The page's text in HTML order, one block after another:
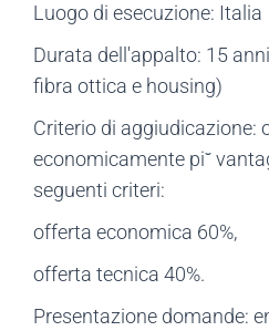
Luogo di esecuzione: Italia
Durata dell'appalto: 15
fibra ottica e housing)
Criterio di aggiudicazione:
economicamente pi˘
seguenti criteri:
offerta economica 60%,
offerta tecnica 40%.
Presentazione domande: